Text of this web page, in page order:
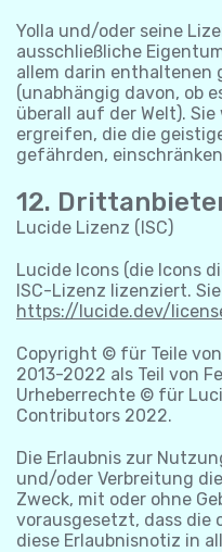
Yolla und/oder seine
ausschließliche
allem darin enthaltenen
(unabhängig davon, ob
überall auf der Welt).
ergreifen, die die
gefährden,
12.
Lucide Lizenz (ISC)
Lucide Icons (die Icons
ISC-Lizenz lizenziert.
https://lucide.dev/
Copyright © für Teile
2013-2022 als Teil von
Urheberrechte © für
Contributors 2022.
Die Erlaubnis zur
und/oder Verbreitung
Zweck, mit oder ohne
vorausgesetzt, dass die
diese Erlaubnisnotiz in